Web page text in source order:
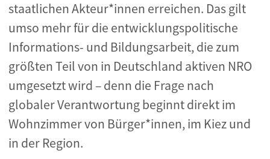
staatlichen Akteur*innen erreichen. Das gilt
umso mehr für die entwicklungspolitische
Informations- und Bildungsarbeit, die zum
größten Teil von in Deutschland aktiven NRO
umgesetzt wird – denn die Frage nach
globaler Verantwortung beginnt direkt im
Wohnzimmer von Bürger*innen, im Kiez und
in der Region.